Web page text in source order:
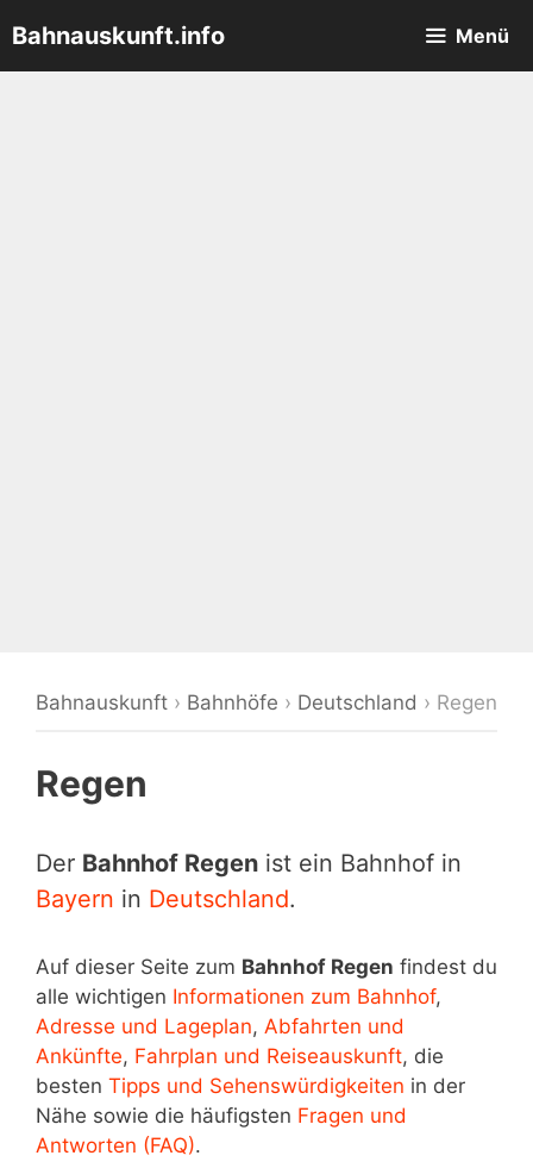
Inhalt
springen
Bahnauskunft.info Menü
Bahnauskunft › Bahnhöfe › Deutschland › Regen
Regen
Der Bahnhof Regen ist ein Bahnhof in
Bayern in Deutschland.
Auf dieser Seite zum Bahnhof Regen findest du
alle wichtigen Informationen zum Bahnhof,
Adresse und Lageplan, Abfahrten und
Ankünfte, Fahrplan und Reiseauskunft, die
besten Tipps und Sehenswürdigkeiten in der
Nähe sowie die häufigsten Fragen und
Antworten (FAQ).